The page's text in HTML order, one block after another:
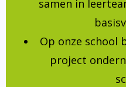
samen in
Op onze school
project